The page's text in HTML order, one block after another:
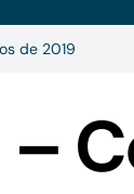
de 2019